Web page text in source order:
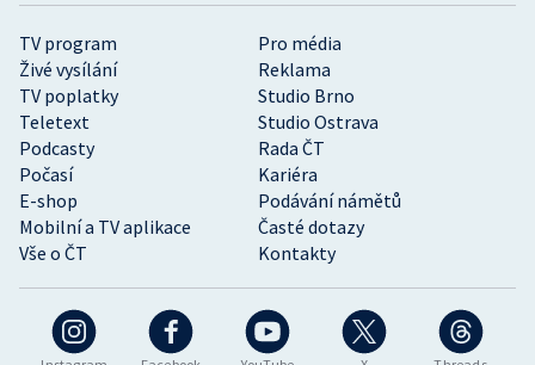
TV program
Pro média
Živé vysílání
Reklama
TV poplatky
Studio Brno
Teletext
Studio Ostrava
Podcasty
Rada ČT
Počasí
Kariéra
E-shop
Podávání námětů
Mobilní a TV aplikace
Časté dotazy
Vše o ČT
Kontakty